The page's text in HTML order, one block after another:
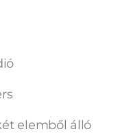
elemből álló